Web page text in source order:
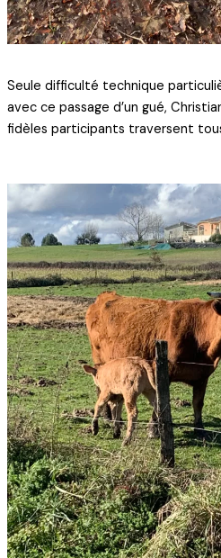
Seule difficulté technique
avec ce passage d’un gué,
fidèles participants traversent